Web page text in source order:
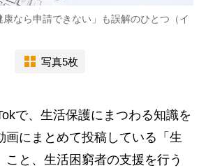
なら申請できない」も誤解のひとつ（イ
写真5枚
で、生活保護にまつわる知識を
画にまとめて投稿している「生
こと、生活困窮者の支援を行う